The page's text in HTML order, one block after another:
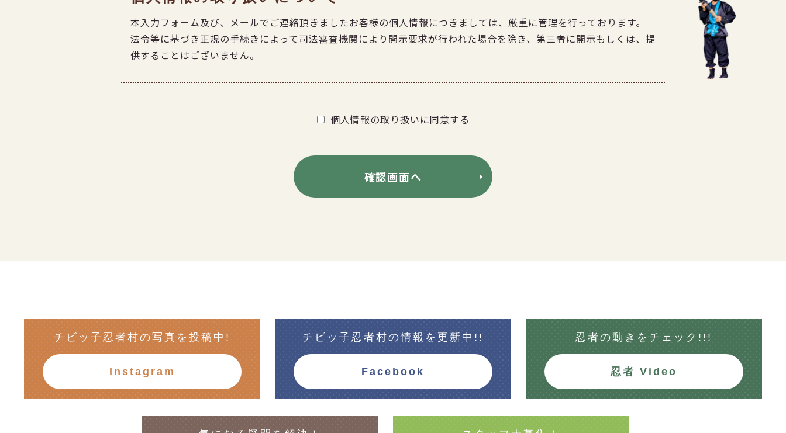
本入力フォーム及び、メールでご連絡頂きましたお客様の個人情報につきましては、厳重に管理を行っております。
法令等に基づき正規の手続きによって司法審査機関により開示要求が行われた場合を除き、第三者に開示もしくは、提
供することはございません。
個人情報の取り扱いに同意する
チビッ子忍者村の写真を投稿中!
Instagram
チビッ子忍者村の情報を更新中!!
Facebook
忍者の動きを チェック!!!
忍者 Video